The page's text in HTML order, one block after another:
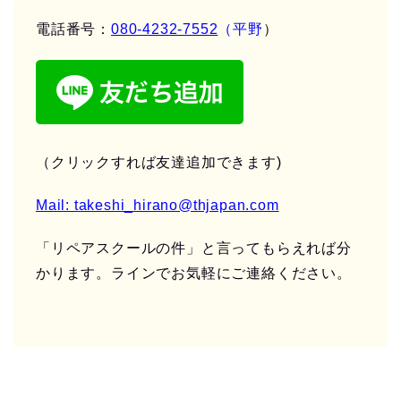
電話番号： 080-4232-7552 （平野 ）
（クリックすれば友達追加できます)
Mail: takeshi_hirano@thjapan.com
「リペアスクールの件」と言ってもらえれば分
かります。ラインでお気軽にご連絡ください。